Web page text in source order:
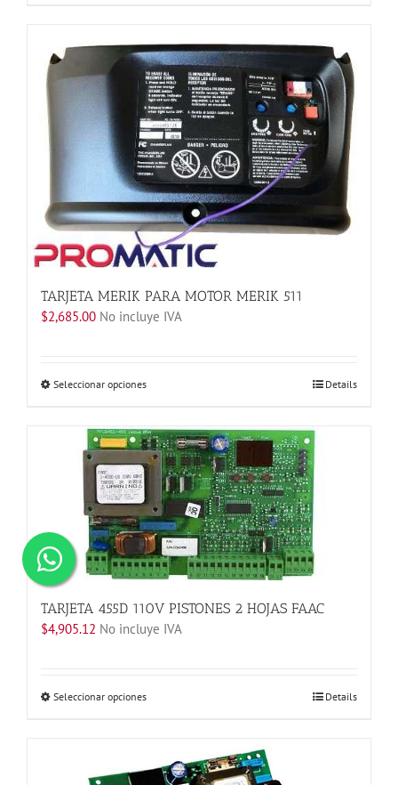
múltiples
variantes.
Las
opciones
se
pueden
elegir
en
la
página
producto
TARJETA MERIK PARA MOTOR MERIK 511
$2,685.00 No incluye IVA
Seleccionar opcionesEste
tiene
múltiples
variantes.
Las
opciones
se
pueden
elegir
en
la
página
de
Details
TARJETA 455D 110V PISTONES 2 HOJAS FAAC
$4,905.12 No incluye IVA
Seleccionar opcionesEste
variantes.
Details